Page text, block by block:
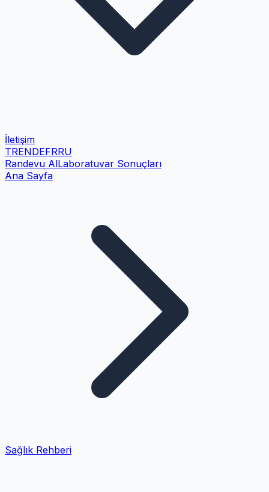
İletişim
TRENDEFRRU
Randevu AlLaboratuvar Sonuçları
Ana Sayfa
Sağlık Rehberi